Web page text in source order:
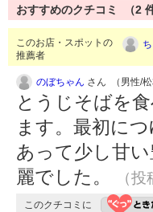
おすすめのクチコミ （2
このお店・スポットの
推薦者
のぼちゃん さん （男性/松
とうじそばを
ます。最初に
あって少し甘
麗でした。
（
このクチコミに